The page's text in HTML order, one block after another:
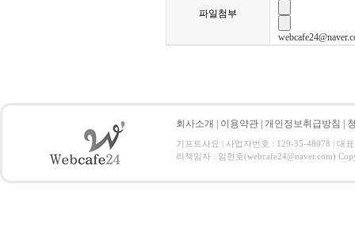
파일첨부
회사소개 이용약관 개인정보취급방침
기프트사요 | 사업자번호 : 129-35-48078 | 대
리책임자 : 임현호(webcafe24@naver.com)